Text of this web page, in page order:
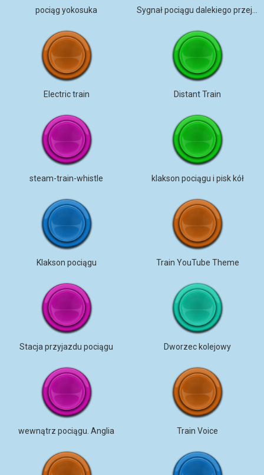
pociąg yokosuka
Electric train Distant Train
steam-train-whistle klakson pociągu i pisk kół
Klakson pociągu Train YouTube Theme
Stacja przyjazdu pociągu Dworzec kolejowy
wewnątrz pociągu. Anglia Train Voice